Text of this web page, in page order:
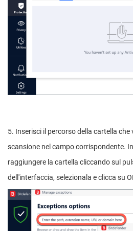
5. Inserisci il percorso della cartella che
scansione nel campo corrispondente.
raggiungere la cartella cliccando sul
dell'interfaccia, selezionala e clicca su